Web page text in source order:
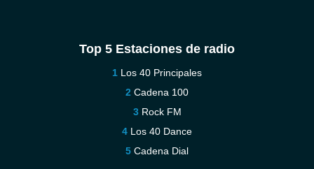
Top 5 Estaciones de radio
Los 40 Principales
Cadena 100
Rock FM
Los 40 Dance
Cadena Dial